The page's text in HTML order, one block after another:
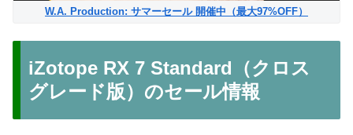
W.A. Production: サマーセール 開催中（最大97%OFF）
iZotope RX 7 Standard（クロス
グレード版）のセール情報